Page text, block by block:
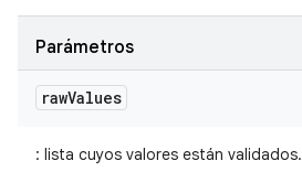
Parámetros
rawValues
: lista cuyos valores están validados.